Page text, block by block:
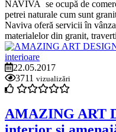
NAVIVA se ocupă de
petrei naturale cum sunt
Naviva oferă servicii în
materialelor din granit,
22.05.2017
3711 vizualizări
AMAZING ART